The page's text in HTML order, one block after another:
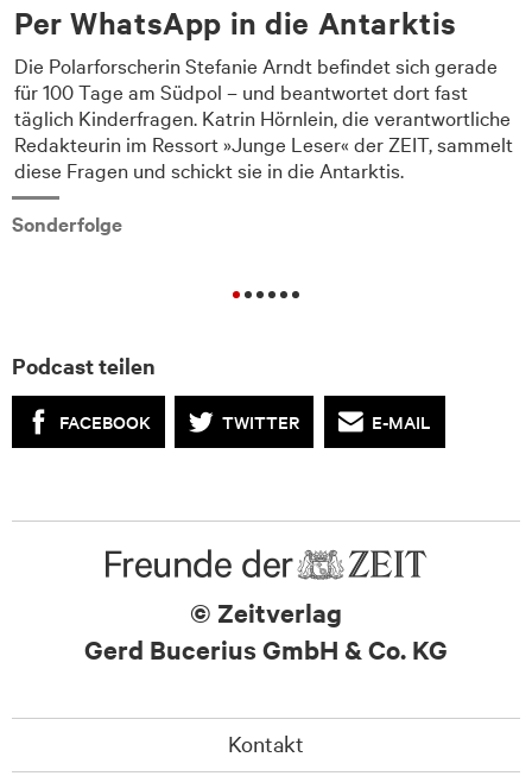
Per WhatsApp in die Antarktis
Die Polarforscherin Stefanie Arndt befindet sich gerade
für 100 Tage am Südpol – und beantwortet dort fast
täglich Kinderfragen. Katrin Hörnlein, die verantwortliche
Redakteurin im Ressort »Junge Leser« der ZEIT, sammelt
diese Fragen und schickt sie in die Antarktis.
Sonderfolge
Podcast teilen
FACEBOOK TWITTER E-MAIL
© Zeitverlag
Gerd Bucerius GmbH & Co. KG
Kontakt